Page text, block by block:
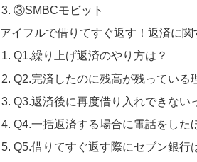
③SMBCモビット
アイフルで借りてすぐ返す！返済に
Q1.繰り上げ返済のやり方は？
Q2.完済したのに残高が残っている
Q3.返済後に再度借り入れできない
Q4.一括返済する場合に電話をした
Q5.借りてすぐ返す際にセブン銀行